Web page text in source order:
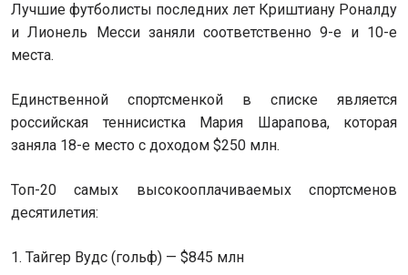
Лучшие футболисты последних лет Криштиану Роналду
и Лионель Месси заняли соответственно 9-е и 10-е
места.
Единственной спортсменкой в списке является
российская теннисистка Мария Шарапова, которая
заняла 18-е место с доходом $250 млн.
Топ-20 самых высокооплачиваемых спортсменов
десятилетия:
1. Тайгер Вудс (гольф) — $845 млн